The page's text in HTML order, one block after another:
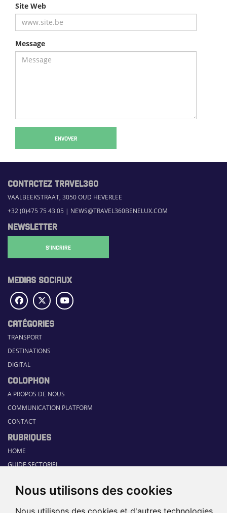
Nous utilisons des cookies
Nous utilisons des cookies et d'autres technologies
Site Web
Message
ENVOYER
CONTACTEZ TRAVEL360
VAALBEEKSTRAAT, 3050 OUD HEVERLEE
+32 (0)475 75 43 05 | NEWS@TRAVEL360BENELUX.COM
NEWSLETTER
S'INCRIRE
MEDIAS SOCIAUX
CATÉGORIES
TRANSPORT
DESTINATIONS
DIGITAL
COLOPHON
A PROPOS DE NOUS
COMMUNICATION PLATFORM
CONTACT
RUBRIQUES
HOME
GUIDE SECTORIEL
ÉVÉNEMENTS